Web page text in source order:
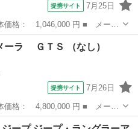
提携サイト 7月25日
ンゴ ■ グレード名： インテ
Ｂｌｕｅｔｏｏｔｈ ＡＭ Ｆ
ーラ ＧＴＳ （なし）
提携サイト 7月26日
メーラ ■ グレード名： Ｇ